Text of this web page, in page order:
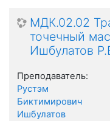
МДК.02.02
точечный
Ишбулатов
Преподаватель:
Рустэм
Биктимирович
Ишбулатов